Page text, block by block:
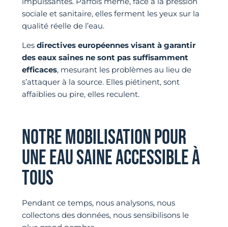
sociale et sanitaire, elles ferment les yeux sur la
qualité réelle de l’eau.
Les directives européennes visant à garantir
des eaux saines ne sont pas suffisamment
efficaces, mesurant les problèmes au lieu de
s’attaquer à la source. Elles piétinent, sont
affaiblies ou pire, elles reculent.
NOTRE MOBILISATION POUR
UNE EAU SAINE ACCESSIBLE À
TOUS
Pendant ce temps, nous analysons, nous
collectons des données, nous sensibilisons le